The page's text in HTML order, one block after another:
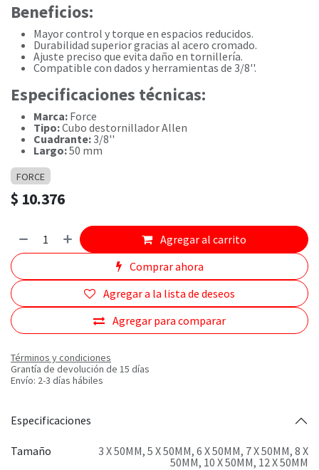
Beneficios:
Mayor control y torque en espacios reducidos.
Durabilidad superior gracias al acero cromado.
Ajuste preciso que evita daño en tornillería.
Compatible con dados y herramientas de 3/8''.
Especificaciones técnicas:
Marca: Force
Tipo:Cubo destornillador Allen
Cuadrante:3/8''
Largo:50 mm
FORCE
$ 10.376
Agregar al carrito
Comprar ahora
Agregar para comparar
Agregar a la lista de deseos
Términos y condiciones
Grantía de devolución de 15 días
Envío: 2-3 días hábiles
Especificaciones
Tamaño 3 X 50MM, 5 X 50MM, 6 X 50MM, 7 X 50MM, 8 X
50MM, 10 X 50MM, 12 X 50MM